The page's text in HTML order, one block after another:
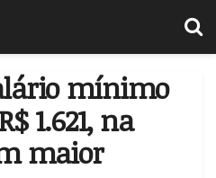
mínimo
1.621, na
maior